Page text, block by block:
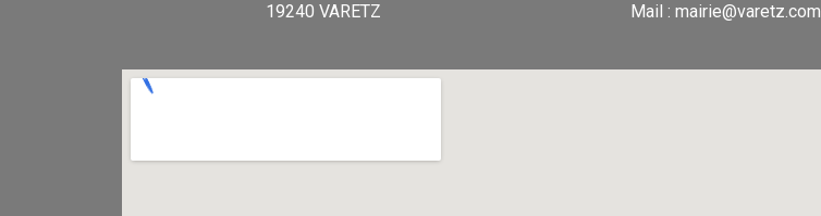
19240 VARETZ
Mail : mairie@varetz.com